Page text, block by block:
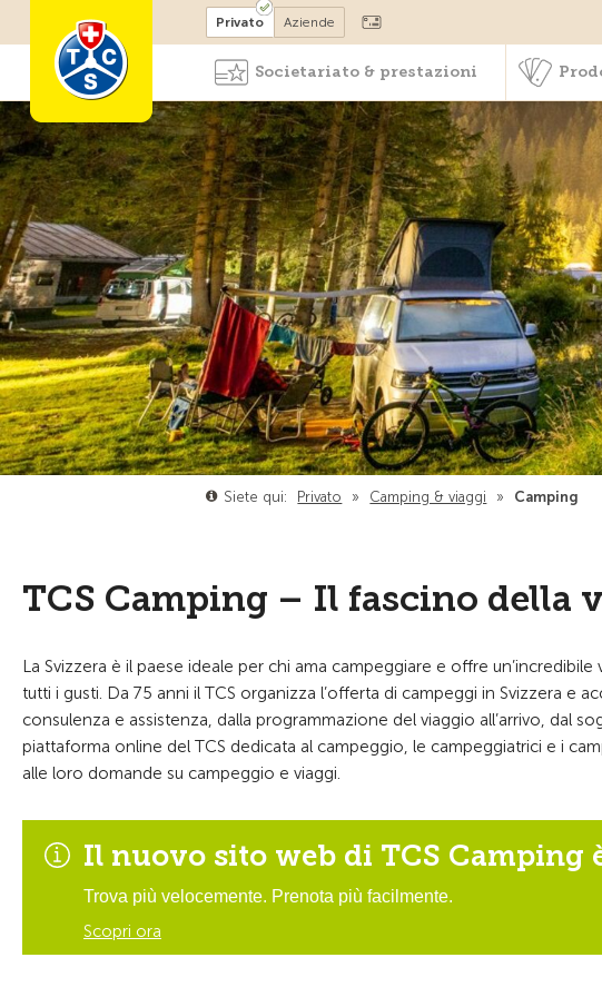
Diventare socio
Privato Aziende
Societariato & prestazioni
Siete qui: Privato » Camping & viaggi » Camping
TCS Camping – Il fascino della
La Svizzera è il paese ideale per chi ama campeggiare e offre
tutti i gusti. Da 75 anni il TCS organizza l’offerta di campeggi in Svizzera e
consulenza e assistenza, dalla programmazione del viaggio all’arrivo, dal
piattaforma online del TCS dedicata al campeggio, le campeggiatrici e i
alle loro domande su campeggio e viaggi.
Il nuovo sito web di TCS Camping
Trova più velocemente. Prenota più facilmente.
Scopri ora